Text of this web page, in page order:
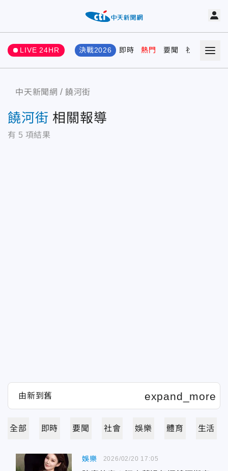
LIVE 24HR 決戰2026 即時 熱門 要聞 社會 娛樂
中天新聞網 饒河街
饒河街 相關報導
有 5 項結果
全部 即時 要聞 社會 娛樂 體育 生活
娛樂 2026/02/20 17:05